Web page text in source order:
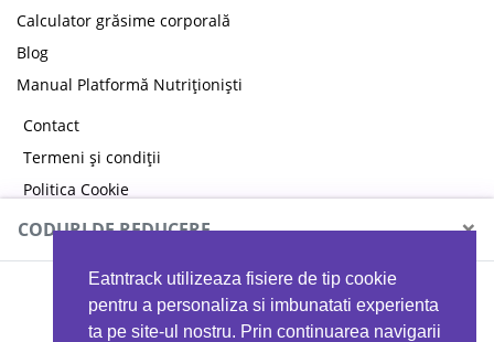
Eatntrack utilizeaza fisiere de tip cookie
pentru a personaliza si imbunatati experienta
ta pe site-ul nostru. Prin continuarea navigarii
Calculator grăsime corporală
Blog
Manual Platformă Nutriționiști
Contact
Termeni și condiții
Politica Cookie
Politica de confidențialitate
CODURI DE REDUCERE ×
MYPROTEIN